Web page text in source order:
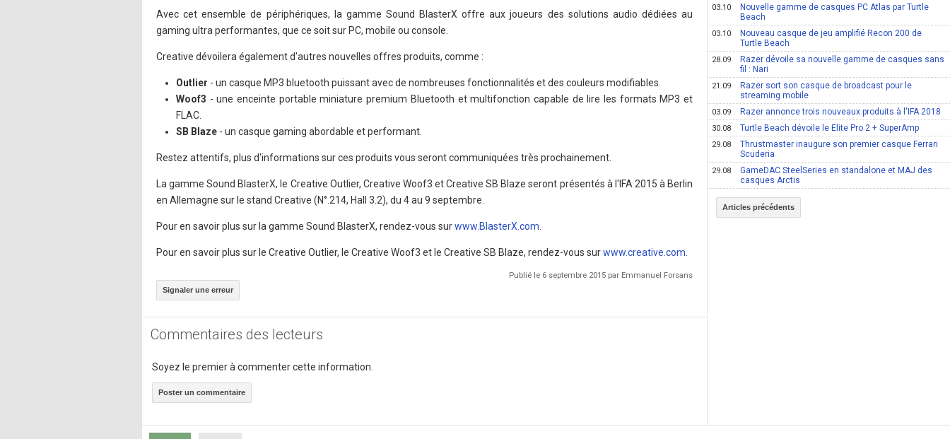
Avec cet ensemble de périphériques, la gamme Sound BlasterX offre aux joueurs des solutions audio dédiées au
gaming ultra performantes, que ce soit sur PC, mobile ou console.
Creative dévoilera également d'autres nouvelles offres produits, comme :
Outlier - un casque MP3 bluetooth puissant avec de nombreuses fonctionnalités et des couleurs modifiables.
Woof3 - une enceinte portable miniature premium Bluetooth et multifonction capable de lire les formats MP3 et
FLAC.
SB Blaze - un casque gaming abordable et performant.
Restez attentifs, plus d'informations sur ces produits vous seront communiquées très prochainement.
La gamme Sound BlasterX, le Creative Outlier, Creative Woof3 et Creative SB Blaze seront présentés à l'IFA 2015 à Berlin
en Allemagne sur le stand Creative (N°.214, Hall 3.2), du 4 au 9 septembre.
Pour en savoir plus sur la gamme Sound BlasterX, rendez-vous surwww.BlasterX.com
Pour en savoir plus sur le Creative Outlier, le Creative Woof3 et le Creative SB Blaze, rendez-vous surwww.creative.com
Publié le 6 septembre 2015 par Emmanuel Forsans
Signaler une erreur
Commentaires des lecteurs
Soyez le premier à commenter cette information.
Poster un commentaire
03.10
Nouvelle gamme de casques PC Atlas par Turtle
Beach
03.10
Nouveau casque de jeu amplifié Recon 200 de
Turtle Beach
28.09
Razer dévoile sa nouvelle gamme de casques sans
fil : Nari
21.09
Razer sort son casque de broadcast pour le
streaming mobile
03.09 Razer annonce trois nouveaux produits à l'IFA 2018
30.08 Turtle Beach dévoile le Elite Pro 2 + SuperAmp
29.08
Thrustmaster inaugure son premier casque Ferrari
Scuderia
29.08
GameDAC SteelSeries en standalone et MAJ des
casques Arctis
Articles précédents